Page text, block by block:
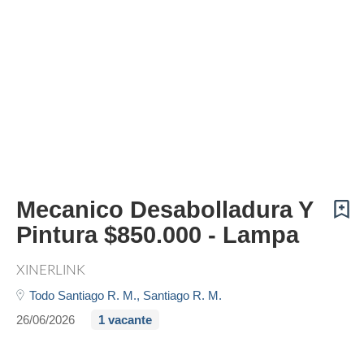
Mecanico Desabolladura Y
Pintura $850.000 - Lampa
XINERLINK
Todo Santiago R. M., Santiago R. M.
26/06/2026
1 vacante